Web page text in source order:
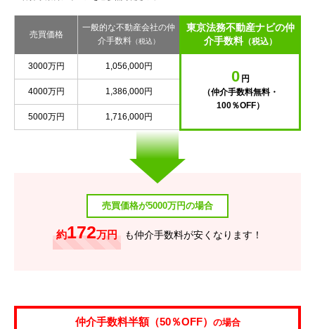
売買価格
一般的な不動産会社の仲
介手数料 （税込）
東京法務不動産ナビの仲
介手数料（税込）
3000万円 1,056,000円
0 円
（仲介手数料無料・
100％OFF）
4000万円 1,386,000円
5000万円 1,716,000円
売買価格が5000万円の場合
約172万円 も仲介手数料が安くなります！
仲介手数料半額（50％OFF） の場合